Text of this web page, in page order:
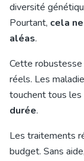
diversité
Pourtant, cela
aléas.
Cette robustesse
réels. Les
touchent tous les
durée.
Les traitements
budget. Sans